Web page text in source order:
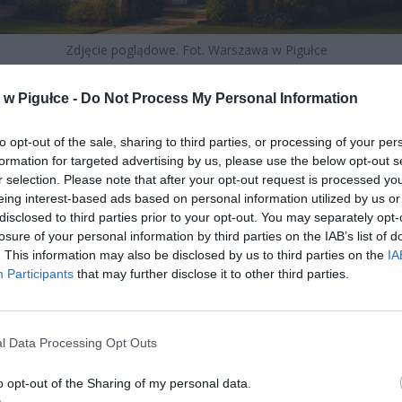
Pigułce - Do Not Process My Personal Information
opt-out of the sale, sharing to third parties, or processing of your
for targeted advertising by us, please use the below opt-out
selection. Please note that after your opt-out request is processed
interest-based ads based on personal information utilized by us
to third parties prior to your opt-out. You may separately
of your personal information by third parties on the IAB’s list of
This information may also be disclosed by us to third parties on the
Participants that may further disclose it to other third parties.
Data Processing Opt Outs
opt-out of the Sharing of my personal data.
Zdjęcie poglądowe. Fot. Warszawa w Pigułce
domów znaleźli się w pułapce. Jeszcze kilka lat temu
do szybkiej i ekologicznej wymiany „kopciuchów”
powietrza w miastach. Rządowe dopłaty z programu
hojnie wspierały ten kierunek, a gaz stawał się niemal nowym